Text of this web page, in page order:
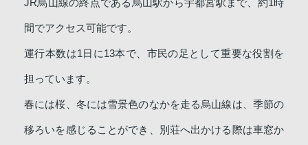
間でアクセス可能です。
運行本数は1日に13本で、市民の足として重要な役割を
担っています。
春には桜、冬には雪景色のなかを走る烏山線は、季節の
移ろいを感じることができ、別荘へ出かける際は車窓か